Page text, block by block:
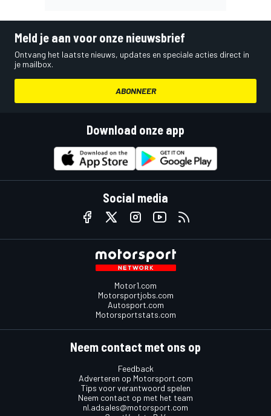
Meld je aan voor onze nieuwsbrief
Ontvang het laatste nieuws, updates en speciale acties direct in
je mailbox.
ABONNEER
Download onze app
Social media
Motor1.com
Motorsportjobs.com
Autosport.com
Motorsportstats.com
Neem contact met ons op
Feedback
Adverteren op Motorsport.com
Tips voor verantwoord spelen
Neem contact op met het team
nl.adsales@motorsport.com